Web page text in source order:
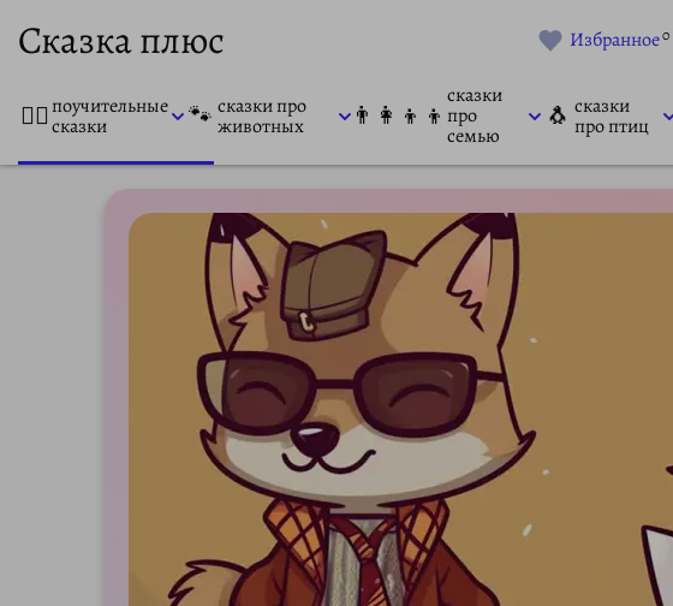
Сказка плюс Избранное0
👨‍⚕️поучительные
сказки 🐾 сказки про
животных 👨‍👩‍👦‍👦
сказки
про
семью
🐧 сказки
про птиц